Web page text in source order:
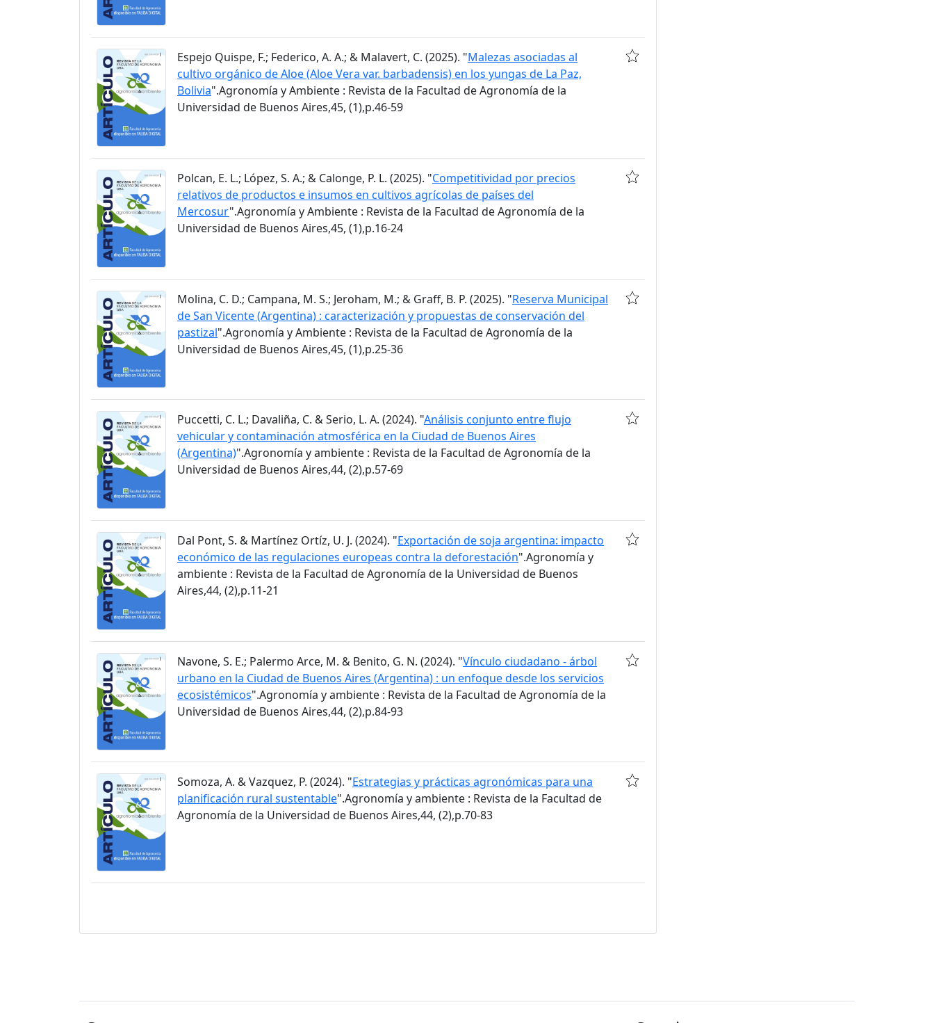
Espejo Quispe, F.; Federico, A. A.; & Malavert, C. (2025). "Malezas asociadas al
cultivo orgánico de Aloe (Aloe Vera var. barbadensis) en los yungas de La Paz,
Bolivia".Agronomía y Ambiente : Revista de la Facultad de Agronomía de la
Universidad de Buenos Aires,45, (1),p.46-59
Polcan, E. L.; López, S. A.; & Calonge, P. L. (2025). "Competitividad por precios
relativos de productos e insumos en cultivos agrícolas de países del
Mercosur".Agronomía y Ambiente : Revista de la Facultad de Agronomía de la
Universidad de Buenos Aires,45, (1),p.16-24
Molina, C. D.; Campana, M. S.; Jeroham, M.; & Graff, B. P. (2025). "Reserva Municipal
de San Vicente (Argentina) : caracterización y propuestas de conservación del
pastizal".Agronomía y Ambiente : Revista de la Facultad de Agronomía de la
Universidad de Buenos Aires,45, (1),p.25-36
Puccetti, C. L.; Davaliña, C. & Serio, L. A. (2024). "Análisis conjunto entre flujo
vehicular y contaminación atmosférica en la Ciudad de Buenos Aires
(Argentina)".Agronomía y ambiente : Revista de la Facultad de Agronomía de la
Universidad de Buenos Aires,44, (2),p.57-69
Dal Pont, S. & Martínez Ortíz, U. J. (2024). "Exportación de soja argentina: impacto
económico de las regulaciones europeas contra la deforestación".Agronomía y
ambiente : Revista de la Facultad de Agronomía de la Universidad de Buenos
Aires,44, (2),p.11-21
Navone, S. E.; Palermo Arce, M. & Benito, G. N. (2024). "Vínculo ciudadano - árbol
urbano en la Ciudad de Buenos Aires (Argentina) : un enfoque desde los servicios
ecosistémicos".Agronomía y ambiente : Revista de la Facultad de Agronomía de la
Universidad de Buenos Aires,44, (2),p.84-93
Somoza, A. & Vazquez, P. (2024). "Estrategias y prácticas agronómicas para una
planificación rural sustentable".Agronomía y ambiente : Revista de la Facultad de
Agronomía de la Universidad de Buenos Aires,44, (2),p.70-83